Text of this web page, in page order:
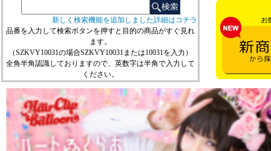
新しく検索機能を追加しました詳細はコチラ
品番を入力して検索ボタンを押すと目的の商品がすぐ見れ
ます。
（SZKVY10031の場合SZKVY10031または10031を入力）
全角半角認識しておりますので、英数字は半角で入力して
ください。